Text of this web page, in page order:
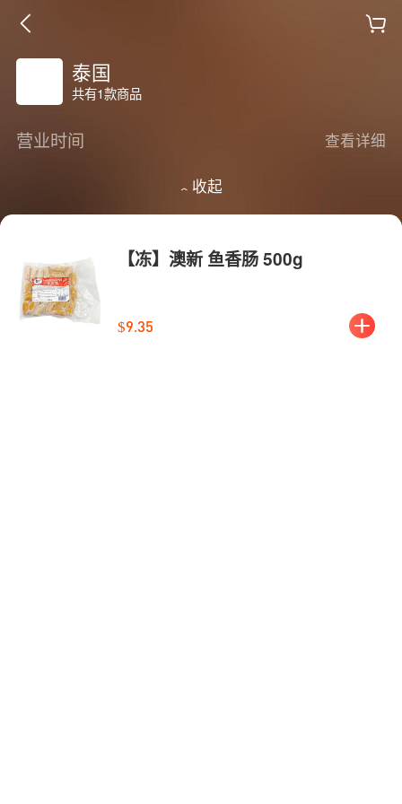
泰国
共有1款商品
营业时间 查看详细
收起
【冻】澳新 鱼香肠 500g
$9.35